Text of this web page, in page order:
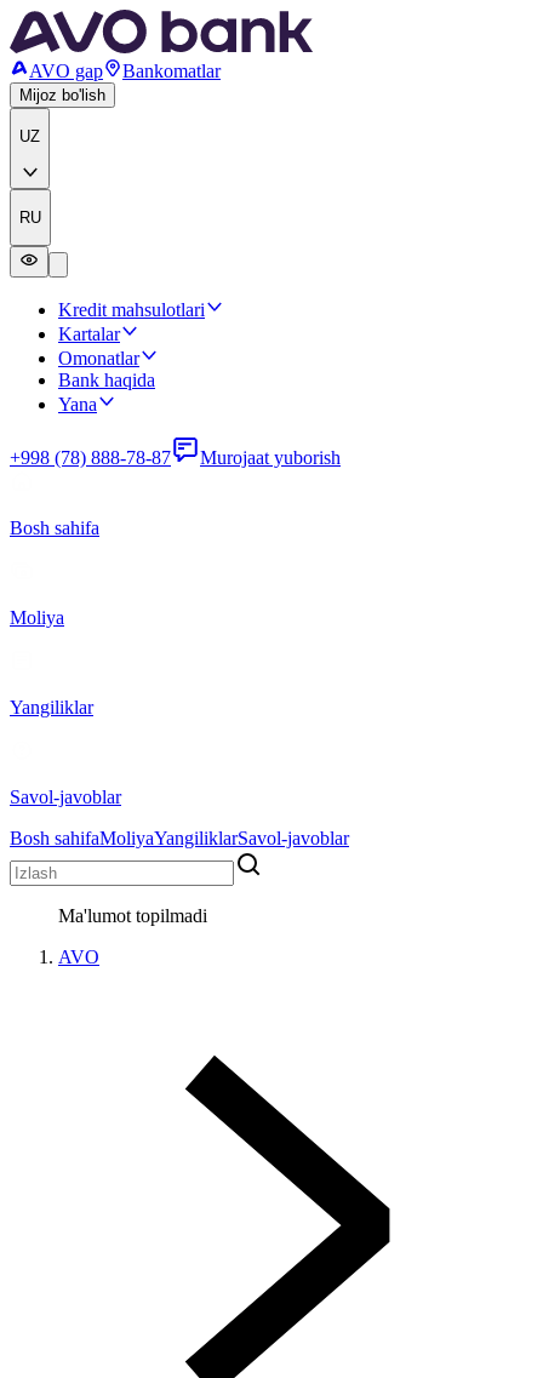
AVO gap Bankomatlar
Mijoz bo'lish
UZ
RU
Kredit mahsulotlari
Kartalar
Omonatlar
Bank haqida
Yana
+998 (78) 888-78-87 Murojaat yuborish
Bosh sahifa
Moliya
Yangiliklar
Savol-javoblar
Bosh sahifaMoliyaYangiliklarSavol-javoblar
Ma'lumot topilmadi
AVO